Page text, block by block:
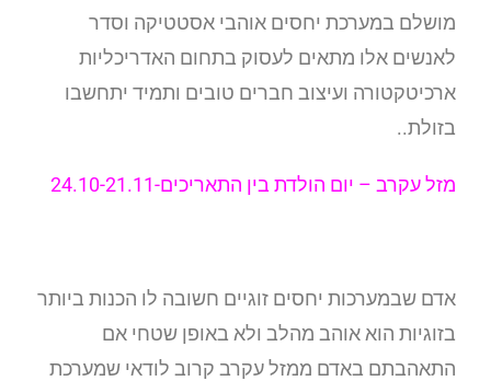
מושלם במערכת יחסים אוהבי אסטטיקה וסדר
לאנשים אלו מתאים לעסוק בתחום האדריכליות
ארכיטקטורה ועיצוב חברים טובים ותמיד יתחשבו
בזולת..
מזל עקרב – יום הולדת בין התאריכים-24.10-21.11
אדם שבמערכות יחסים זוגיים חשובה לו הכנות ביותר
בזוגיות הוא אוהב מהלב ולא באופן שטחי אם
התאהבתם באדם ממזל עקרב קרוב לודאי שמערכת